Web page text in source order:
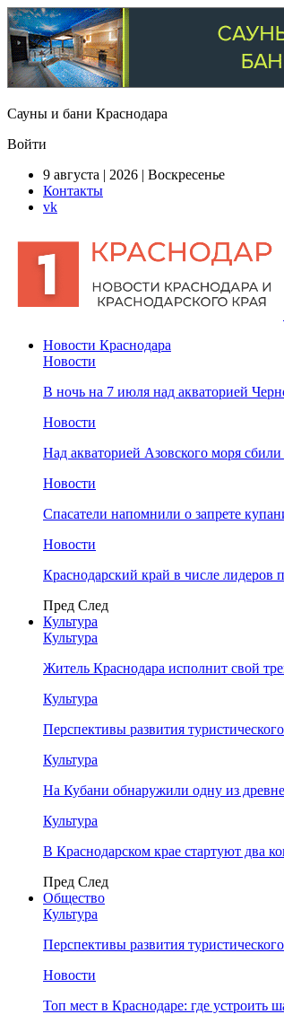
Сауны и бани Краснодара
Войти
9 августа | 2026 | Воскресенье
Контакты
vk
Новости Краснодара
Новости
В ночь на 7 июля над акваторией
Новости
Над акваторией Азовского моря
Новости
Спасатели напомнили о запрете
Новости
Краснодарский край в числе лидеров
Пред След
Культура
Культура
Житель Краснодара исполнит свой
Культура
Перспективы развития
Культура
На Кубани обнаружили одну из
Культура
В Краснодарском крае стартуют два
Пред След
Общество
Культура
Перспективы развития
Новости
Топ мест в Краснодаре: где устроить